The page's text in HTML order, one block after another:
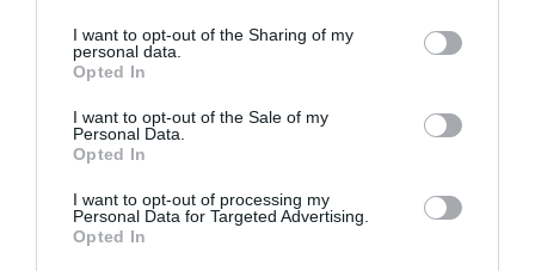
not limited to your visit or usage behaviour. You may click to
grant or deny consent to Google and its third-party tags to
use your data for below specified purposes in below Google
consent section.
I want to opt-out of the Sharing of my
personal data.
Opted In
I want to opt-out of the Sale of my
Personal Data.
Opted In
I want to opt-out of processing my
Personal Data for Targeted Advertising.
Opted In